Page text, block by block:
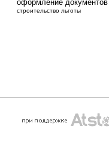
оформление документов
строительство льготы